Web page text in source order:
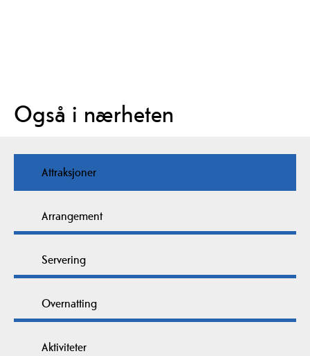
Også i nærheten
Attraksjoner
Arrangement
Servering
Overnatting
Aktiviteter